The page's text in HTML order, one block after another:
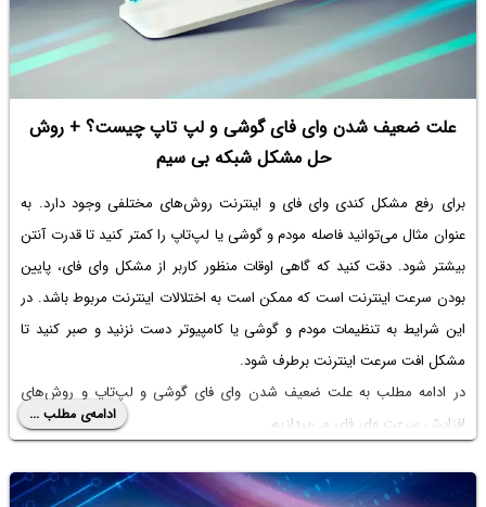
علت ضعیف شدن وای فای گوشی و لپ تاپ چیست؟ + روش
حل مشکل شبکه بی سیم
برای رفع مشکل کندی وای فای و اینترنت روش‌های مختلفی وجود دارد. به
عنوان مثال می‌توانید فاصله مودم و گوشی یا لپ‌تاپ را کمتر کنید تا قدرت آنتن
بیشتر شود. دقت کنید که گاهی اوقات منظور کاربر از مشکل وای فای، پایین
بودن سرعت اینترنت است که ممکن است به اختلالات اینترنت مربوط باشد. در
این شرایط به تنظیمات مودم و گوشی یا کامپیوتر دست نزنید و صبر کنید تا
مشکل افت سرعت اینترنت برطرف شود.
در ادامه مطلب بهعلت ضعیف شدن وای فای گوشی و لپ‌تاپ و روش‌های
افزایش سرعت وای فای می‌پردازیم.
ادامه‌ی مطلب ...